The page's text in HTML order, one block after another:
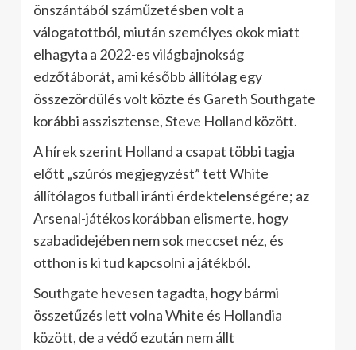
önszántából száműzetésben volt a
válogatottból, miután személyes okok miatt
elhagyta a 2022-es világbajnokság
edzőtáborát, ami később állítólag egy
összezördülés volt közte és Gareth Southgate
korábbi asszisztense, Steve Holland között.
A hírek szerint Holland a csapat többi tagja
előtt „szúrós megjegyzést” tett White
állítólagos futball iránti érdektelenségére; az
Arsenal-játékos korábban elismerte, hogy
szabadidejében nem sok meccset néz, és
otthon is ki tud kapcsolni a játékból.
Southgate hevesen tagadta, hogy bármi
összetűzés lett volna White és Hollandia
között, de a védő ezután nem állt